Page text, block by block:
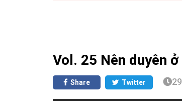
Vol. 25 Nên duyên
Share Twitter